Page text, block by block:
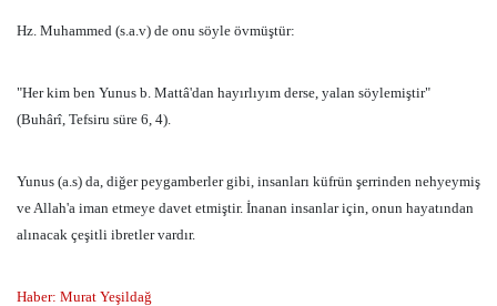
Hz. Muhammed (s.a.v) de onu söyle övmüştür:
"Her kim ben Yunus b. Mattâ'dan hayırlıyım derse, yalan söylemiştir"
(Buhârî, Tefsiru süre 6, 4).
Yunus (a.s) da, diğer peygamberler gibi, insanları küfrün şerrinden nehyeymiş
ve Allah'a iman etmeye davet etmiştir. İnanan insanlar için, onun hayatından
alınacak çeşitli ibretler vardır.
Haber: Murat Yeşildağ